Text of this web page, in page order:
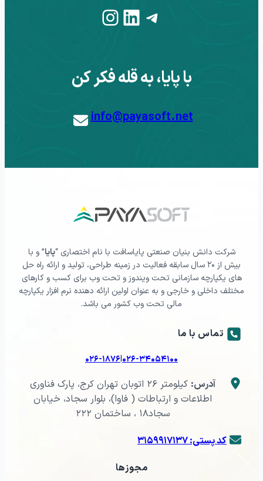
Telegram
LinkedIn
Instagram
با پایا، به قله فکر کن
info@payasoft.net
شرکت دانش بنیان صنعتی پایاسافت با نام اختصاری “پایا” و با
بیش از ۲۰ سال سابقه فعالیت در زمینه طراحی، تولید و ارائه راه حل
های یکپارچه سازمانی تحت ویندوز و تحت وب برای کسب و کارهای
مختلف داخلی و خارجی و به عنوان اولین ارائه دهنده نرم افزار یکپارچه
مالی تحت وب کشور می باشد.
تماس با ما
۰۲۶-۳۴۰۵۴۱۰۰|۰۲۶-۱۸۷۶
آدرس:
کیلومتر ۲۶ اتوبان تهران کرج، پارک فناوری
اطلاعات و ارتباطات ( فاوا)، بلوار سجاد، خیابان
سجاد۱۸ ، ساختمان ۲۲۲
کد پستی: ۳۱۵۹۹۱۷۱۳۷
مجوزها